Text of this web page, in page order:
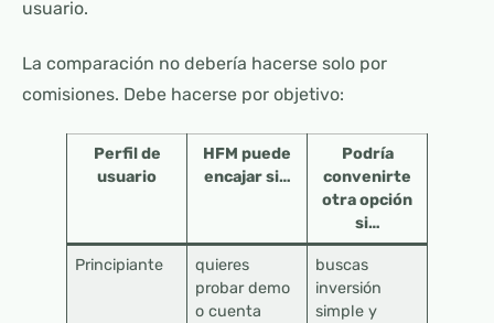
usuario.
La comparación no debería hacerse solo por
comisiones. Debe hacerse por objetivo:
Perfil de
usuario
HFM puede
encajar si…
Podría
convenirte
otra opción
si…
Principiante
quieres
probar demo
o cuenta
buscas
inversión
simple y